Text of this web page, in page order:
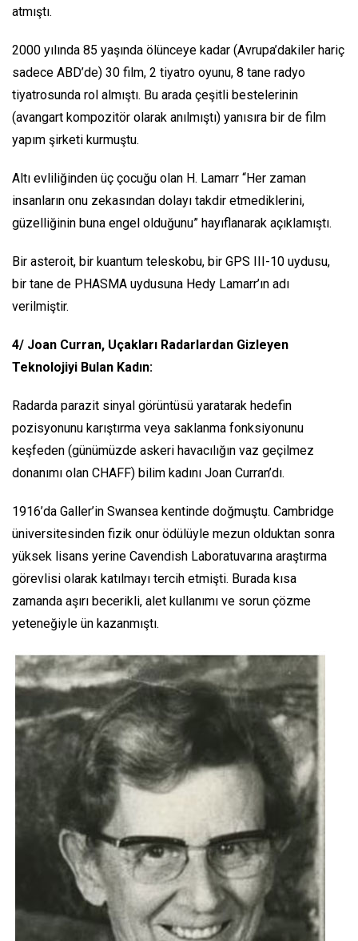
atmıştı.
2000 yılında 85 yaşında ölünceye kadar (Avrupa’dakiler hariç
sadece ABD’de) 30 film, 2 tiyatro oyunu, 8 tane radyo
tiyatrosunda rol almıştı. Bu arada çeşitli bestelerinin
(avangart kompozitör olarak anılmıştı) yanısıra bir de film
yapım şirketi kurmuştu.
Altı evliliğinden üç çocuğu olan H. Lamarr “Her zaman
insanların onu zekasından dolayı takdir etmediklerini,
güzelliğinin buna engel olduğunu” hayıflanarak açıklamıştı.
Bir asteroit, bir kuantum teleskobu, bir GPS III-10 uydusu,
bir tane de PHASMA uydusuna Hedy Lamarr’ın adı
verilmiştir.
4/ Joan Curran, Uçakları Radarlardan Gizleyen
Teknolojiyi Bulan Kadın:
Radarda parazit sinyal görüntüsü yaratarak hedefin
pozisyonunu karıştırma veya saklanma fonksiyonunu
keşfeden (günümüzde askeri havacılığın vaz geçilmez
donanımı olan CHAFF) bilim kadını Joan Curran’dı.
1916’da Galler’in Swansea kentinde doğmuştu. Cambridge
üniversitesinden fizik onur ödülüyle mezun olduktan sonra
yüksek lisans yerine Cavendish Laboratuvarına araştırma
görevlisi olarak katılmayı tercih etmişti. Burada kısa
zamanda aşırı becerikli, alet kullanımı ve sorun çözme
yeteneğiyle ün kazanmıştı.